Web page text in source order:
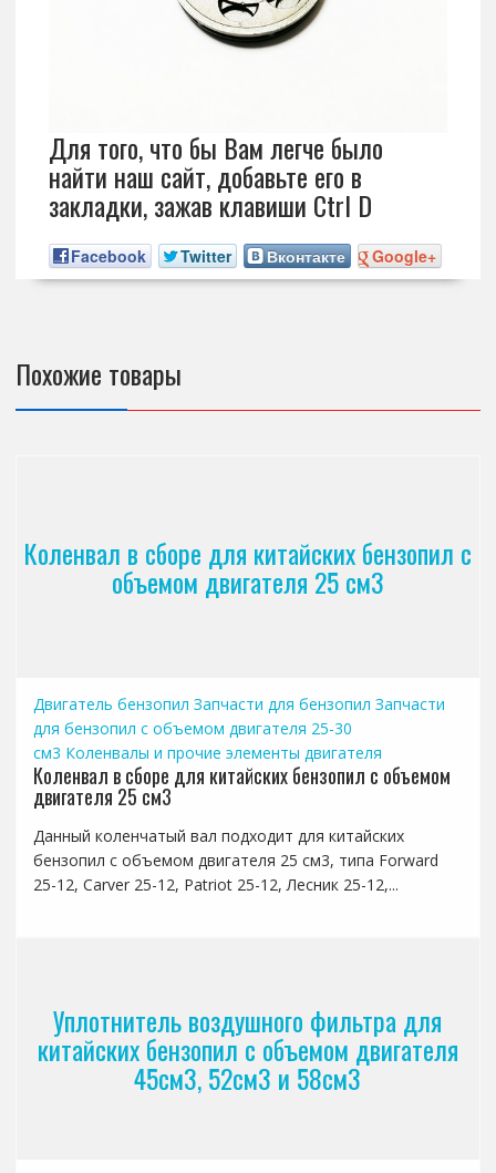
Для того, что бы Вам легче было
найти наш сайт, добавьте его в
закладки, зажав клавиши Ctrl D
Facebook Twitter Вконтакте Google+
Похожие товары
Коленвал в сборе для китайских бензопил с
объемом двигателя 25 см3
Двигатель бензопил Запчасти для бензопил Запчасти
для бензопил с объемом двигателя 25-30
см3 Коленвалы и прочие элементы двигателя
Коленвал в сборе для китайских бензопил с объемом
двигателя 25 см3
Данный коленчатый вал подходит для китайских
бензопил с объемом двигателя 25 см3, типа Forward
25-12, Carver 25-12, Patriot 25-12, Лесник 25-12,...
Уплотнитель воздушного фильтра для
китайских бензопил с объемом двигателя
45см3, 52см3 и 58см3